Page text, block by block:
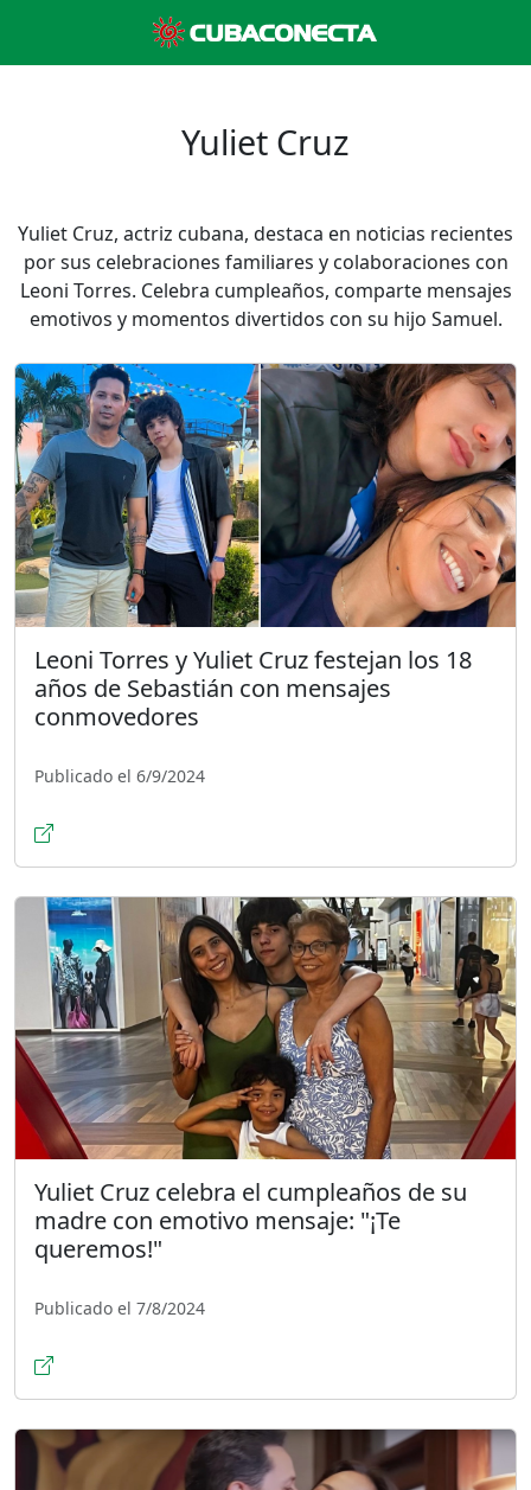
Yuliet Cruz
Yuliet Cruz, actriz cubana, destaca en noticias recientes
por sus celebraciones familiares y colaboraciones con
Leoni Torres. Celebra cumpleaños, comparte mensajes
emotivos y momentos divertidos con su hijo Samuel.
Leoni Torres y Yuliet Cruz festejan los 18
años de Sebastián con mensajes
conmovedores
Publicado el 6/9/2024
Yuliet Cruz celebra el cumpleaños de su
madre con emotivo mensaje: "¡Te
queremos!"
Publicado el 7/8/2024